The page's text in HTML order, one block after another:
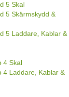
5 Skal
5 Skärmskydd &
5 Laddare, Kablar &
4 Skal
4 Laddare, Kablar &